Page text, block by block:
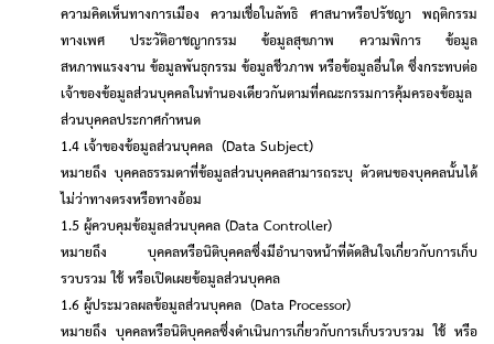
ความคิดเห็นทางการเมือง ความเชื่อในลัทธิ ศาสนาหรือปรัชญา พฤติกรรม
ทางเพศ ประวัติอาชญากรรม ข้อมูลสุขภาพ ความพิการ ข้อมูล
สหภาพแรงงาน ข้อมูลพันธุกรรม ข้อมูลชีวภาพ หรือข้อมูลอื่นใด ซึ่งกระทบต่อ
เจ้าของข้อมูลส่วนบุคคลในทำนองเดียวกันตามที่คณะกรรมการคุ้มครองข้อมูล
ส่วนบุคคลประกาศกำหนด
1.4เจ้าของข้อมูลส่วนบุคคล (Data Subject)
หมายถึง บุคคลธรรมดาที่ข้อมูลส่วนบุคคลสามารถระบุ ตัวตนของบุคคลนั้นได้
ไม่ว่าทางตรงหรือทางอ้อม
1.5ผู้ควบคุมข้อมูลส่วนบุคคล (Data Controller)
หมายถึง บุคคลหรือนิติบุคคลซึ่งมีอำนาจหน้าที่ตัดสินใจเกี่ยวกับการเก็บ
รวบรวม ใช้ หรือเปิดเผยข้อมูลส่วนบุคคล
1.6 ผู้ประมวลผลข้อมูลส่วนบุคคล (Data Processor)
หมายถึง บุคคลหรือนิติบุคคลซึ่งดำเนินการเกี่ยวกับการเก็บรวบรวม ใช้ หรือ